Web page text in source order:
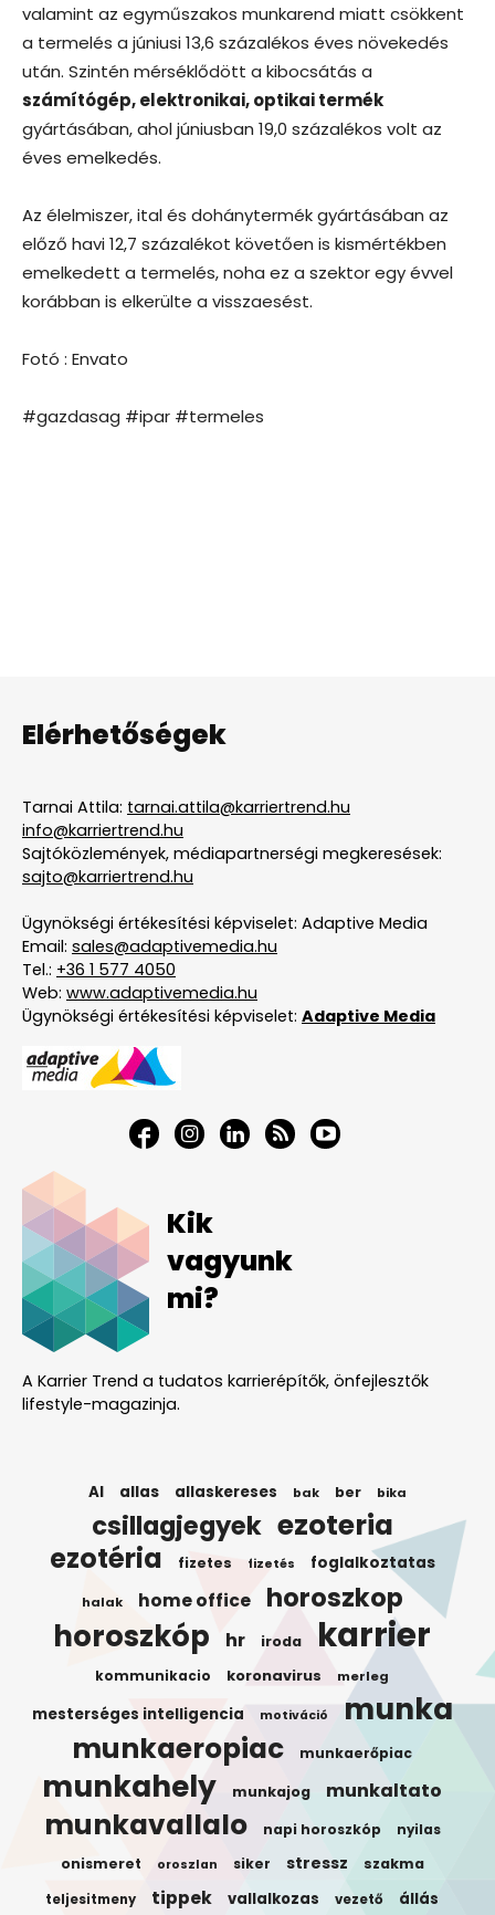
valamint az egyműszakos munkarend miatt csökkent
a termelés a júniusi 13,6 százalékos éves növekedés
után. Szintén mérséklődött a kibocsátás a
számítógép, elektronikai, optikai termék
gyártásában, ahol júniusban 19,0 százalékos volt az
éves emelkedés.
Az élelmiszer, ital és dohánytermék gyártásában az
előző havi 12,7 százalékot követően is kismértékben
emelkedett a termelés, noha ez a szektor egy évvel
korábban is elkerülte a visszaesést.
Fotó : Envato
#gazdasag #ipar #termeles
Elérhetőségek
Tarnai Attila: tarnai.attila@karriertrend.hu
info@karriertrend.hu
Sajtóközlemények, médiapartnerségi megkeresések:
sajto@karriertrend.hu
Ügynökségi értékesítési képviselet: Adaptive Media
Email: sales@adaptivemedia.hu
Tel.: +36 1 577 4050
Web: www.adaptivemedia.hu
Ügynökségi értékesítési képviselet: Adaptive Media
Kik
vagyunk
mi?
A Karrier Trend a tudatos karrierépítők, önfejlesztők
lifestyle-magazinja.
AI allas allaskereses bak ber bika
csillagjegyek ezoteria
ezotéria fizetes fizetés foglalkoztatas
halak home office horoszkop
horoszkóp hr iroda karrier
kommunikacio koronavirus merleg
mesterséges intelligencia motiváció munka
munkaeropiac munkaerőpiac
munkahely munkajog munkaltato
munkavallalo napi horoszkóp nyilas
onismeret oroszlan siker stressz szakma
teljesitmeny tippek vallalkozas vezető állás